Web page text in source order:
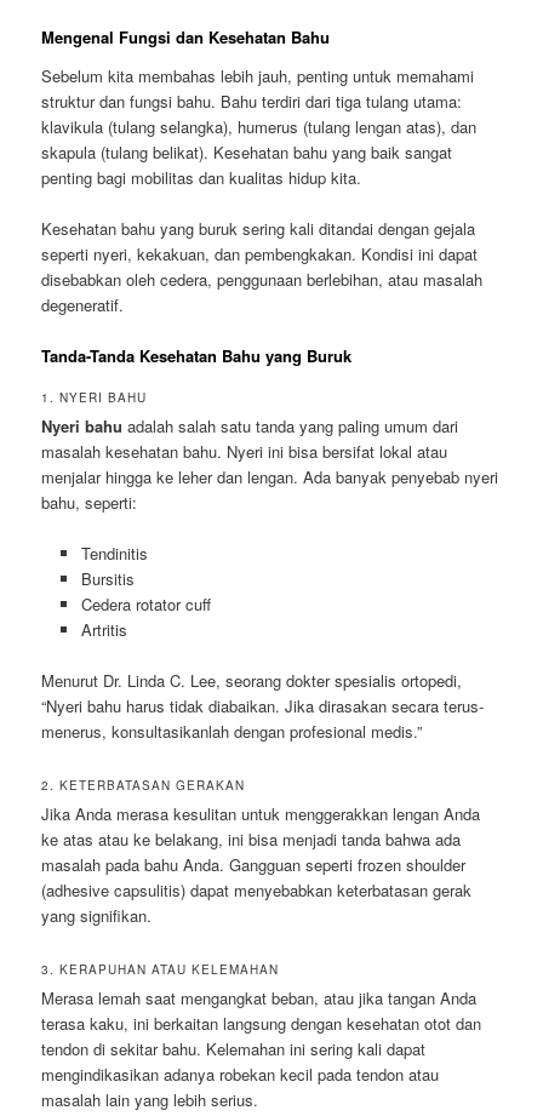
Mengenal Fungsi dan Kesehatan Bahu
Sebelum kita membahas lebih jauh, penting untuk memahami
struktur dan fungsi bahu. Bahu terdiri dari tiga tulang utama:
klavikula (tulang selangka), humerus (tulang lengan atas), dan
skapula (tulang belikat). Kesehatan bahu yang baik sangat
penting bagi mobilitas dan kualitas hidup kita.
Kesehatan bahu yang buruk sering kali ditandai dengan gejala
seperti nyeri, kekakuan, dan pembengkakan. Kondisi ini dapat
disebabkan oleh cedera, penggunaan berlebihan, atau masalah
degeneratif.
Tanda-Tanda Kesehatan Bahu yang Buruk
1. NYERI BAHU
Nyeri bahu adalah salah satu tanda yang paling umum dari
masalah kesehatan bahu. Nyeri ini bisa bersifat lokal atau
menjalar hingga ke leher dan lengan. Ada banyak penyebab nyeri
bahu, seperti:
Tendinitis
Bursitis
Cedera rotator cuff
Artritis
Menurut Dr. Linda C. Lee, seorang dokter spesialis ortopedi,
“Nyeri bahu harus tidak diabaikan. Jika dirasakan secara terus-
menerus, konsultasikanlah dengan profesional medis.”
2. KETERBATASAN GERAKAN
Jika Anda merasa kesulitan untuk menggerakkan lengan Anda
ke atas atau ke belakang, ini bisa menjadi tanda bahwa ada
masalah pada bahu Anda. Gangguan seperti frozen shoulder
(adhesive capsulitis) dapat menyebabkan keterbatasan gerak
yang signifikan.
3. KERAPUHAN ATAU KELEMAHAN
Merasa lemah saat mengangkat beban, atau jika tangan Anda
terasa kaku, ini berkaitan langsung dengan kesehatan otot dan
tendon di sekitar bahu. Kelemahan ini sering kali dapat
mengindikasikan adanya robekan kecil pada tendon atau
masalah lain yang lebih serius.